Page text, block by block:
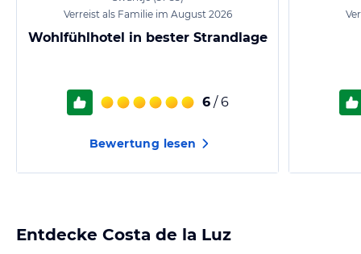
Verreist als Familie im August 2026
Wohlfühlhotel in bester Strandlage
6 / 6
Bewertung lesen
Entdecke Costa de la Luz